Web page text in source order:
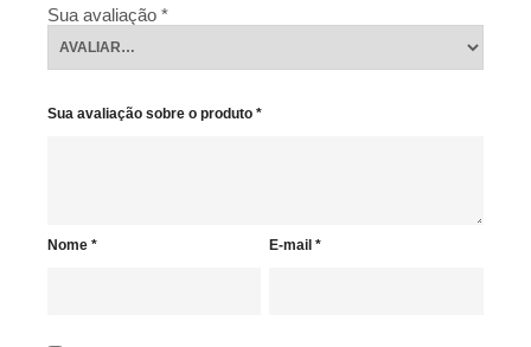
Sua avaliação *
Sua avaliação sobre o produto *
Nome * E-mail*